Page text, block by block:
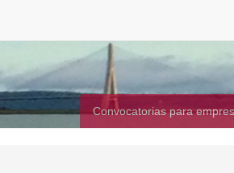
Convocatorias para